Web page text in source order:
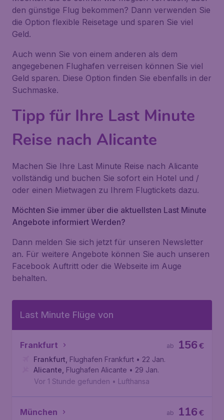
den günstige Flug bekommen? Dann verwenden Sie
die Option flexible Reisetage und sparen Sie viel
Geld.
Auch wenn Sie von einem anderen als dem
angegebenen Flughafen verreisen können Sie viel
Geld sparen. Diese Option finden Sie ebenfalls in der
Suchmaske.
Tipp für Ihre Last Minute
Reise nach Alicante
Machen Sie Ihre Last Minute Reise nach Alicante
vollständig und buchen Sie sofort ein Hotel und /
oder einen Mietwagen zu Ihrem Flugtickets dazu.
Möchten Sie immer über die aktuellsten Last Minute
Angebote informiert Werden?
Dann melden Sie sich jetzt für unseren Newsletter
an. Für weitere Angebote können Sie auch unseren
Facebook Auftritt oder die Webseite im Auge
behalten.
Last Minute Flüge von
Frankfurt €
156
ab
Frankfurt Flughafen Frankfurt • 22 Jan.
Alicante Flughafen Alicante • 29 Jan.
Vor 1 Stunde gefunden • Lufthansa
München €
116
ab